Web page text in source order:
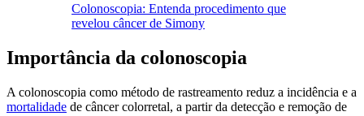
Colonoscopia: Entenda procedimento que
revelou câncer de Simony
Importância da colonoscopia
A colonoscopia como método de rastreamento reduz a incidência e a
mortalidade de câncer colorretal, a partir da detecção e remoção de